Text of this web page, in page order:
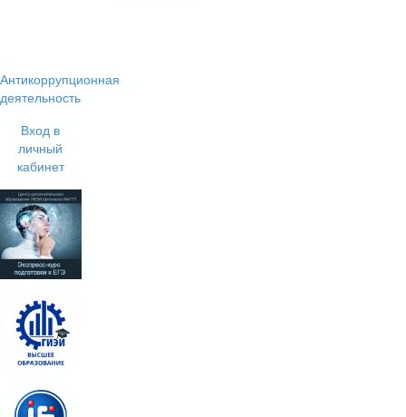
Антикоррупционная
деятельность
Вход в
личный
кабинет